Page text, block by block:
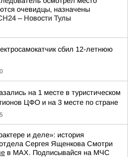
очевидцы, назначены
– Новости Тулы
сбил 12-летнюю
на 1 месте в туристическом
ЦФО и на 3 месте по стране
и деле»: история
Сергея Ященкова Смотри
в МАХ. Подписывайся на МЧС